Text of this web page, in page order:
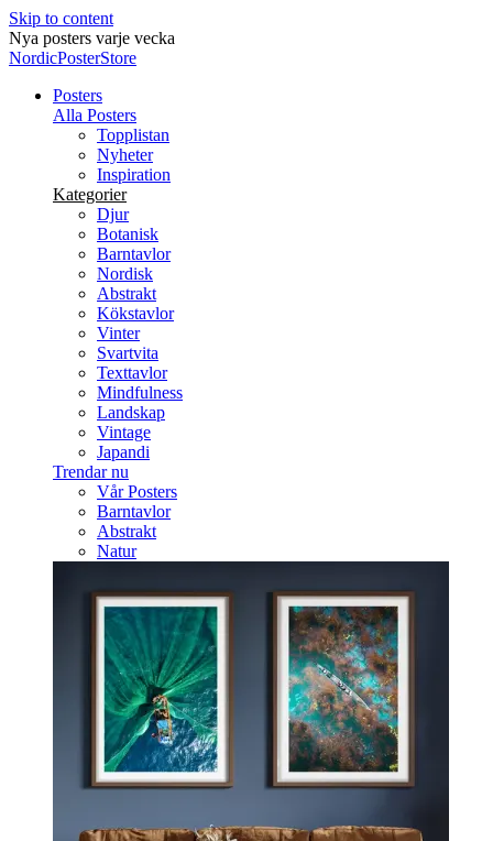
Skip to content
Nya posters varje vecka
NordicPosterStore
Posters
Alla Posters
Topplistan
Nyheter
Inspiration
Kategorier
Djur
Botanisk
Barntavlor
Nordisk
Abstrakt
Kökstavlor
Vinter
Svartvita
Texttavlor
Mindfulness
Landskap
Vintage
Japandi
Trendar nu
Vår Posters
Barntavlor
Abstrakt
Natur